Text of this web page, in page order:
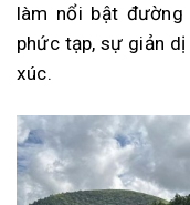
làm nổi bật
phức tạp, sự giản
xúc.